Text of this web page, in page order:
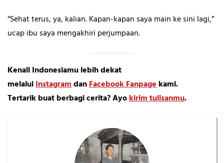
“Sehat terus, ya, kalian. Kapan-kapan saya main ke sini lagi,”
ucap ibu saya mengakhiri perjumpaan.
Kenali Indonesiamu lebih dekat
melaluiInstagramdanFacebook Fanpagekami.
Tertarik buat berbagi cerita? Ayokirim tulisanmu.